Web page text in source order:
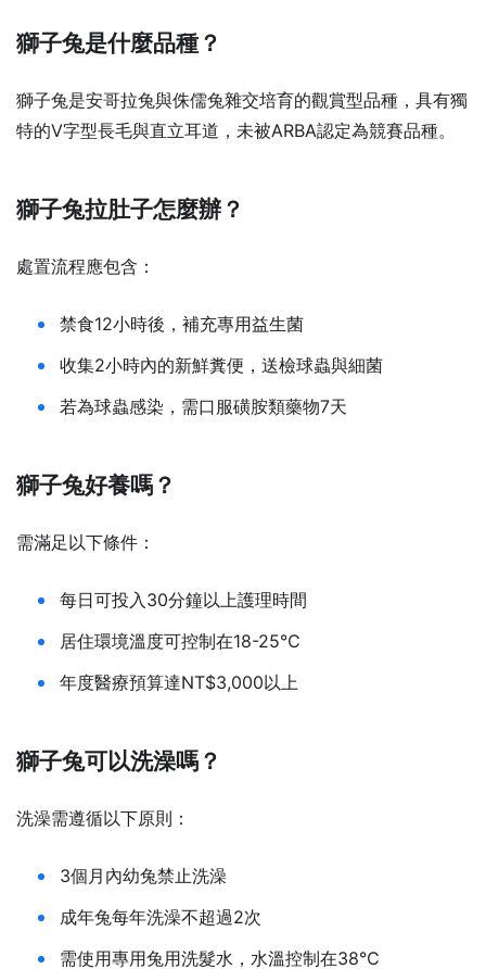
獅子兔是什麼品種？
獅子兔是安哥拉兔與侏儒兔雜交培育的觀賞型品種，具有獨
特的V字型長毛與直立耳道，未被ARBA認定為競賽品種。
獅子兔拉肚子怎麼辦？
處置流程應包含：
禁食12小時後，補充專用益生菌
收集2小時內的新鮮糞便，送檢球蟲與細菌
若為球蟲感染，需口服磺胺類藥物7天
獅子兔好養嗎？
需滿足以下條件：
每日可投入30分鐘以上護理時間
居住環境溫度可控制在18-25℃
年度醫療預算達NT$3,000以上
獅子兔可以洗澡嗎？
洗澡需遵循以下原則：
3個月內幼兔禁止洗澡
成年兔每年洗澡不超過2次
需使用專用兔用洗髮水，水溫控制在38℃